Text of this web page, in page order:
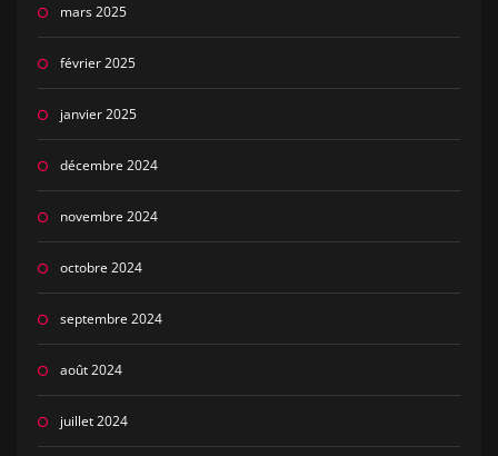
mars 2025
février 2025
janvier 2025
décembre 2024
novembre 2024
octobre 2024
septembre 2024
août 2024
juillet 2024